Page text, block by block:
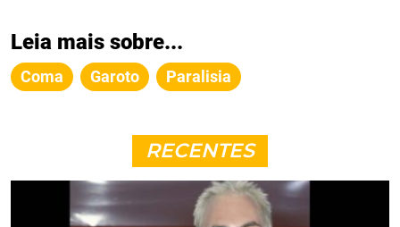
Leia mais sobre...
Coma Garoto Paralisia
RECENTES